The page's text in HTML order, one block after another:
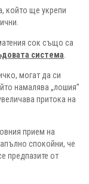
който ще укрепи
сок също са
система
могат да си
намалява „лошия”
притока на
прием на
спокойни, че
предпазите от